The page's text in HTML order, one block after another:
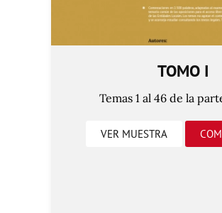
TOMO I
Temas 1 al 46 de la
VER MUESTRA